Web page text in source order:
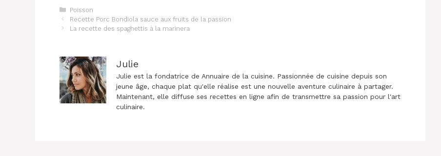
Catégories
Poisson
Navigation
des
Recette Porc Bondiola sauce aux fruits de la passion
La recette des spaghettis à la marinera
Julie
Julie est la fondatrice de Annuaire de la cuisine. Passionnée de cuisine depuis son
jeune âge, chaque plat qu'elle réalise est une nouvelle aventure culinaire à partager.
Maintenant, elle diffuse ses recettes en ligne afin de transmettre sa passion pour l'art
culinaire.